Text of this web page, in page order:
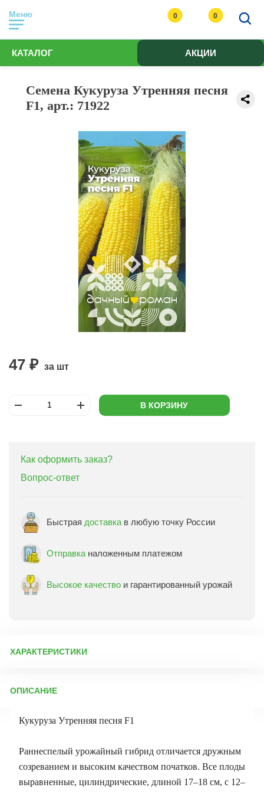
Меню 0 0
КАТАЛОГ АКЦИИ
Семена Кукуруза Утренняя песня
F1, арт.: 71922
47 ₽ за шт
В КОРЗИНУ
Как оформить заказ?
Вопрос-ответ
Быстрая доставка в любую точку России
Отправка наложенным платежом
Высокое качество и гарантированный урожай
ХАРАКТЕРИСТИКИ
Бренд товара:
ОПИСАНИЕ
Кукуруза Утренняя песня F1
Раннеспелый урожайный гибрид отличается дружным
созреванием и высоким качеством початков. Все плоды
выравненные, цилиндрические, длиной 17–18 см, с 12–